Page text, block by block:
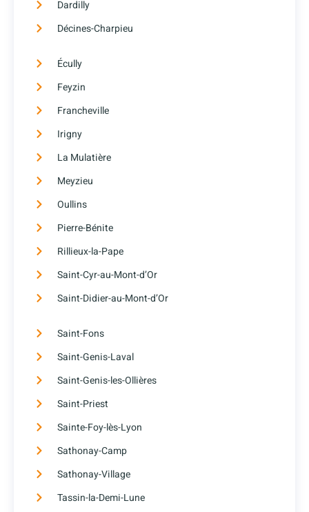
Dardilly
Décines-Charpieu
Écully
Feyzin
Francheville
Irigny
La Mulatière
Meyzieu
Oullins
Pierre-Bénite
Rillieux-la-Pape
Saint-Cyr-au-Mont-d’Or
Saint-Didier-au-Mont-d’Or
Saint-Fons
Saint-Genis-Laval
Saint-Genis-les-Ollières
Saint-Priest
Sainte-Foy-lès-Lyon
Sathonay-Camp
Sathonay-Village
Tassin-la-Demi-Lune